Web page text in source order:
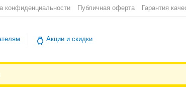
конфиденциальности Публичная оферта Гарантия
Акции и скидки